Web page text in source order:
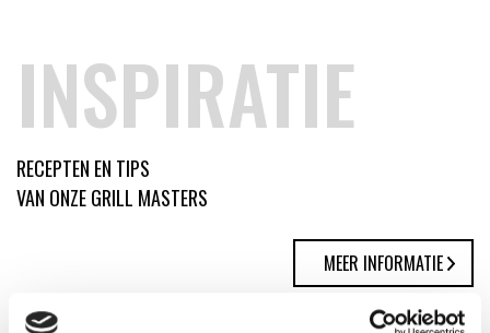
INSPIRATIE
RECEPTEN EN TIPS
VAN ONZE GRILL MASTERS
MEER INFORMATIE